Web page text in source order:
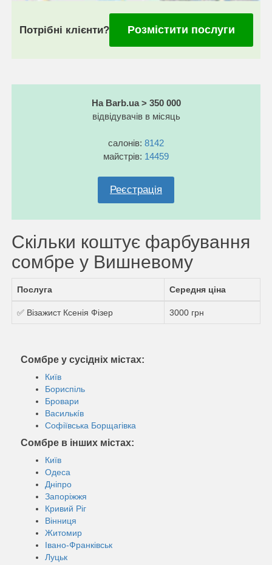
Потрібні клієнти? Розмістити послуги
На Barb.ua > 350 000
відвідувачів в місяць
салонів: 8142
майстрів: 14459
Реєстрація
Скільки коштує фарбування
сомбре у Вишневому
Послуга Середня ціна
✅ Візажист Ксенія Фізер 3000 грн
Сомбре у сусідніх містах:
Київ
Бориспіль
Бровари
Василькíв
Софіївська Борщагівка
Сомбре в інших містах:
Київ
Одеса
Дніпро
Запоріжжя
Кривий Ріг
Вінниця
Житомир
Івано-Франківськ
Луцьк